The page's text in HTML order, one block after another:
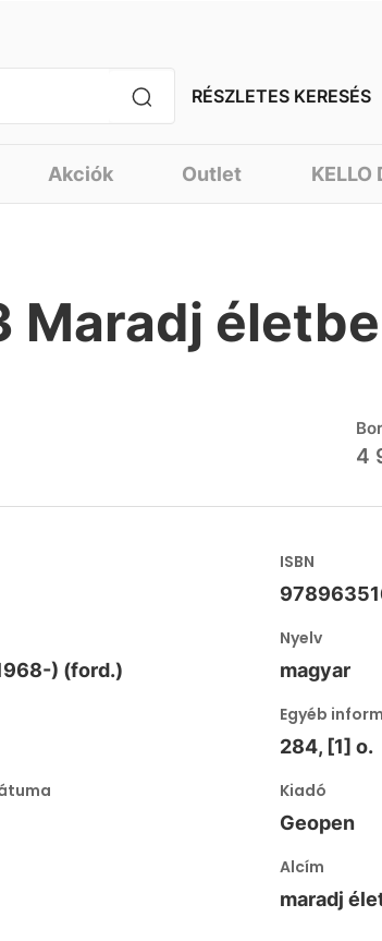
RÉSZLETES KERESÉS
Akciók Outlet
Maradj
4
ISBN
) (ford.)
Nyelv
magyar
Egyéb
284, [1] o.
Kiadó
Geopen
Alcím
maradj